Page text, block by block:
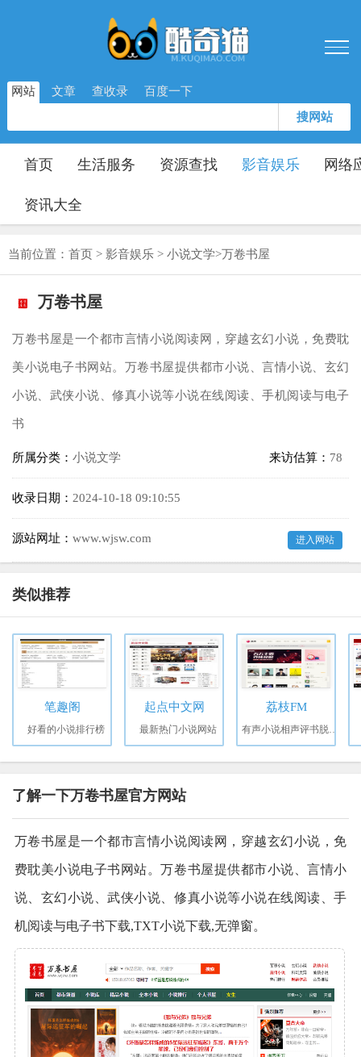
网站 文章 查收录 百度一下
搜网站
首页 生活服务 资源查找 影音娱乐 网络
资讯大全
当前位置： 首页 > 影音娱乐 > 小说文学>万卷书屋
万卷书屋
万卷书屋是一个都市言情小说阅读网，穿越玄幻小说，免费耽
美小说电子书网站。万卷书屋提供都市小说、言情小说、玄幻
小说、武侠小说、修真小说等小说在线阅读、手机阅读与电子
书
所属分类： 小说文学 来访估算： 78
收录日期： 2024-10-18 09:10:55
源站网址： www.wjsw.com 进入网站
类似推荐
笔趣阁
好看的小说排行榜
起点中文网
最新热门小说网站
荔枝FM
了解一下万卷书屋官方网站
万卷书屋是一个都市言情小说阅读网，穿越玄幻小说，免
费耽美小说电子书网站。万卷书屋提供都市小说、言情小
说、玄幻小说、武侠小说、修真小说等小说在线阅读、手
机阅读与电子书下载,TXT小说下载,无弹窗。